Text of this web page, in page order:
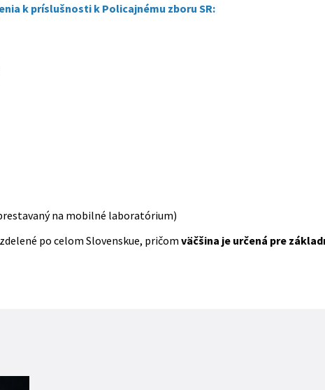
k príslušnosti k Policajnému zboru SR:
na mobilné laboratórium)
po celom Slovenskue, pričom väčšina je určená pre